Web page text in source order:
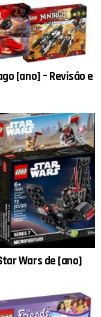
[ano] – Revisão e
Wars de [ano]